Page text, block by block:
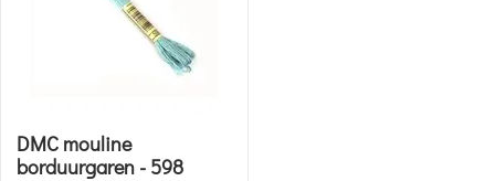
DMC mouline
borduurgaren - 598